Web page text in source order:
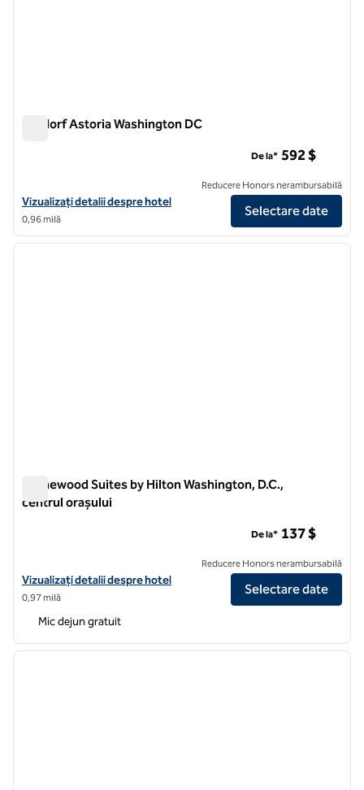
Waldorf Astoria Washington DC
Vizualizați detaliile hotelului pentru Waldorf Astoria Washington DC
Vizualizați detalii despre hotel
0,96 milă
De la* 592 $
Reducere Honors nerambursabilă
Selectare date
1/12
1 din 12
Homewood Suites by Hilton Washington, D.C.,
centrul orașului
Vizualizați detaliile hotelului pentru Homewood Suites by Hilton
Vizualizați detalii despre hotel
0,97 milă
De la* 137 $
Reducere Honors nerambursabilă
Selectare date
Mic dejun gratuit
1 din 12